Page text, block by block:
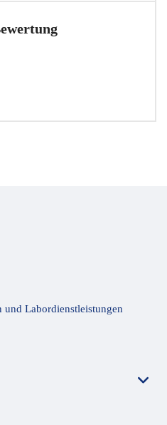
Labordienstleistungen